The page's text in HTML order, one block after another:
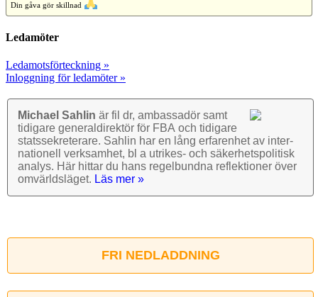
Din gåva gör skillnad
Ledamöter
Ledamotsförteckning »
Inloggning för ledamöter »
Michael Sahlin är fil dr, ambassadör samt
tidigare general­direktör för FBA och tidigare
stats­sekre­terare. Sahlin har en lång erfarenhet av inter­
nationell verk­samhet, bl a utrikes- och säkerhets­politisk
analys. Här hittar du hans regel­bundna reflek­tioner över
omvärlds­läget. Läs mer »
FRI NEDLADDNING